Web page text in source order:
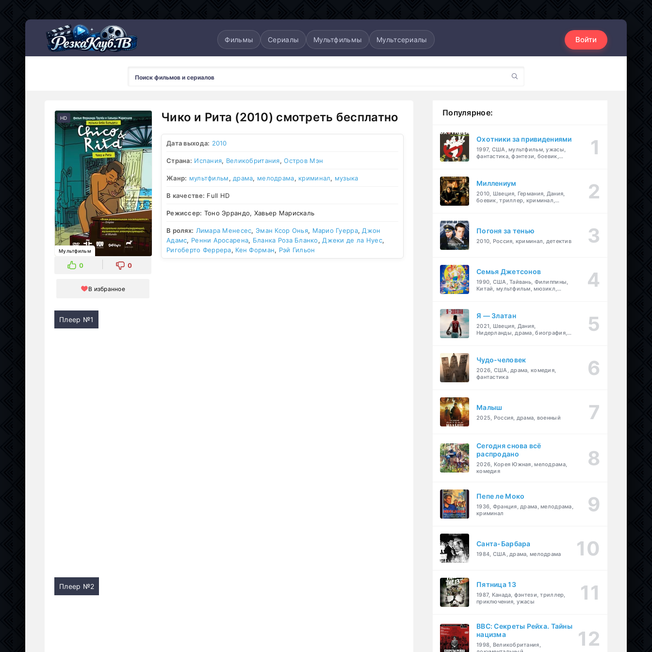
Фильмы Сериалы Мультфильмы Мультсериалы Войти
HD
Мультфильм
0 0
В избранное
Чико и Рита (2010) смотреть бесплатно
Дата выхода: 2010
Страна: Испания, Великобритания,Остров Мэн
Жанр: мультфильм, драма, мелодрама, криминал, музыка
В качестве: Full HD
Режиссер: Тоно Эррандо, Хавьер Марискаль
В ролях: Лимара Менесес, Эман Ксор Онья, Марио Гуерра, Джон
Адамс, Ренни Аросарена, Бланка Роза Бланко, Джеки де ла Нуес,
Ригоберто Феррера, Кен Форман, Рэй Гильон
Плеер №1
Плеер №2
Популярное:
Охотники за привидениями
1997, США, мультфильм, ужасы,
фантастика, фэнтези, боевик,
Миллениум
2010, Швеция, Германия, Дания,
боевик, триллер, криминал,
Погоня за тенью
2010, Россия, криминал, детектив
Семья Джетсонов
1990, США, Тайвань, Филиппины,
Китай, мультфильм, мюзикл,
Я — Златан
2021, Швеция, Дания,
Нидерланды, драма, биография,
Чудо-человек
2026, США, драма, комедия,
фантастика
Малыш
2025, Россия, драма, военный
Сегодня снова всё
распродано
2026, Корея Южная, мелодрама,
комедия
Пепе ле Моко
1936, Франция, драма, мелодрама,
криминал
Санта-Барбара
1984, США, драма, мелодрама
Пятница 13
1987, Канада, фэнтези, триллер,
приключения, ужасы
BBC: Секреты Рейха. Тайны
нацизма
1998, Великобритания,
Мультсериалы